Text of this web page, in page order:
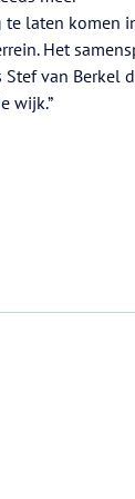
laten komen
Het
van
wijk.”